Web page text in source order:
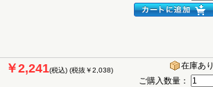
￥2,241(税込) (税抜￥2,038)
在庫あり
ご購入数量：